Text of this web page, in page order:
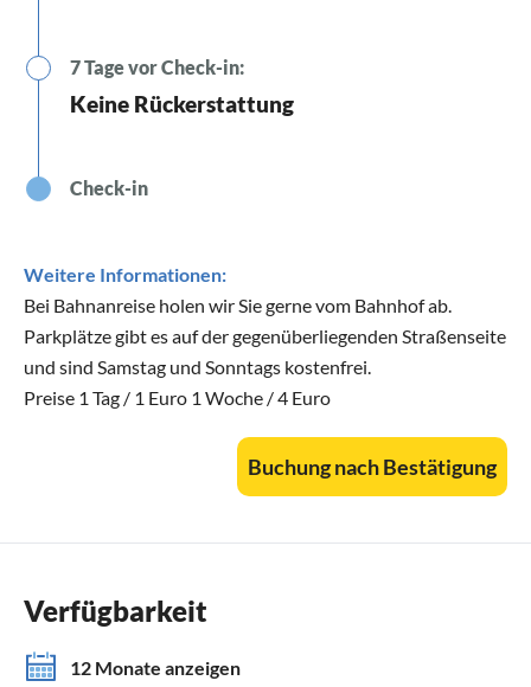
7 Tage vor Check-in:
Keine Rückerstattung
Check-in
Weitere Informationen:
Bei Bahnanreise holen wir Sie gerne vom Bahnhof ab.
Parkplätze gibt es auf der gegenüberliegenden Straßenseite
und sind Samstag und Sonntags kostenfrei.
Preise 1 Tag / 1 Euro 1 Woche / 4 Euro
Buchung nach Bestätigung
Verfügbarkeit
12 Monate anzeigen